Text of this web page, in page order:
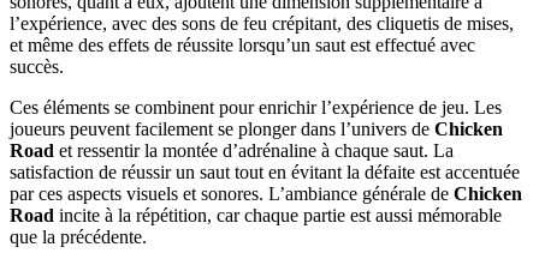
l’expérience, avec des sons de feu crépitant, des cliquetis de mises,
et même des effets de réussite lorsqu’un saut est effectué avec
succès.
Ces éléments se combinent pour enrichir l’expérience de jeu. Les
joueurs peuvent facilement se plonger dans l’univers de Chicken
Road et ressentir la montée d’adrénaline à chaque saut. La
satisfaction de réussir un saut tout en évitant la défaite est accentuée
par ces aspects visuels et sonores. L’ambiance générale de Chicken
Road incite à la répétition, car chaque partie est aussi mémorable
que la précédente.